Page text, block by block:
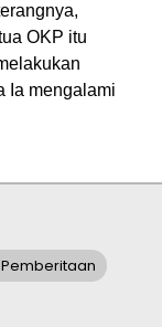
OKP itu
Ia mengalami